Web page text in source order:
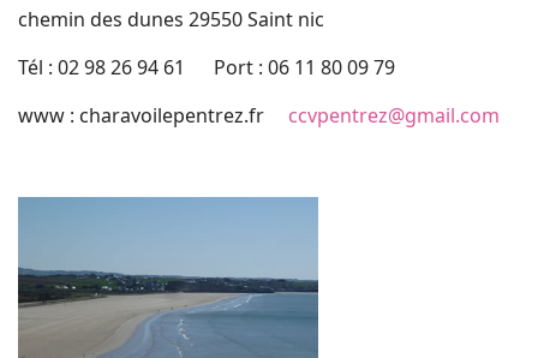
chemin des dunes 29550 Saint nic
Tél : 02 98 26 94 61 Port : 06 11 80 09 79
www : charavoilepentrez.fr ccvpentrez@gmail.com